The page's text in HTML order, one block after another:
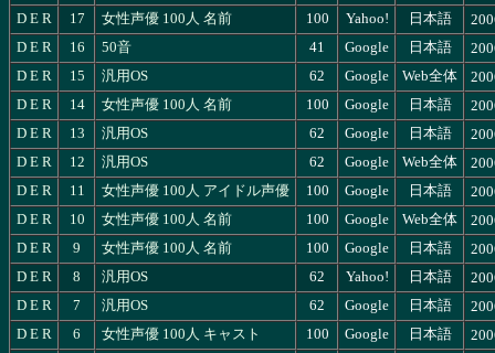
D E R 17 女性声優 100人 名前 100 Yahoo! 日本語
D E R 16 50音 41 Google 日本語
D E R 15 汎用OS 62 Google Web全体
D E R 14 女性声優 100人 名前 100 Google 日本語
D E R 13 汎用OS 62 Google 日本語
D E R 12 汎用OS 62 Google Web全体
D E R 11 女性声優 100人 アイドル声優 100 Google 日本語
D E R 10 女性声優 100人 名前 100 Google Web全体
D E R 9 女性声優 100人 名前 100 Google 日本語
D E R 8 汎用OS 62 Yahoo! 日本語
D E R 7 汎用OS 62 Google 日本語
D E R 6 女性声優 100人 キャスト 100 Google 日本語